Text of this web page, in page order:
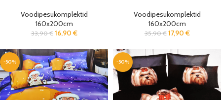
Voodipesukomplektid
160x200cm
33,90€ 16,90 €
Voodipesukomplektid
160x200cm
35,90€ 17,90 €
-50% -50%